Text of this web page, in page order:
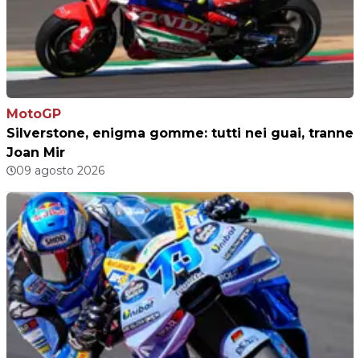
MotoGP
Silverstone, enigma gomme: tutti nei guai, tranne
Joan Mir
09 agosto 2026